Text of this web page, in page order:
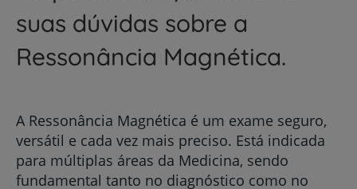
suas dúvidas sobre a
Ressonância Magnética.
A Ressonância Magnética é um exame seguro,
versátil e cada vez mais preciso. Está indicada
para múltiplas áreas da Medicina, sendo
fundamental tanto no diagnóstico como no